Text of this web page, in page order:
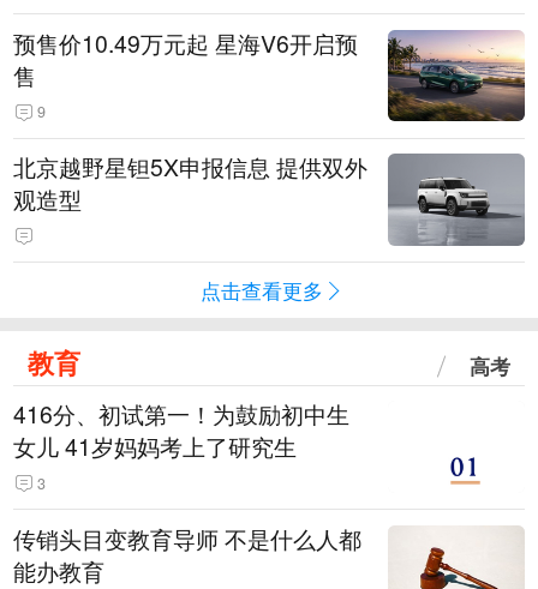
预售价10.49万元起 星海V6开启预
售
9
北京越野星钽5X申报信息 提供双外
观造型
点击查看更多
教育 高考
416分、初试第一！为鼓励初中生
女儿 41岁妈妈考上了研究生
3
传销头目变教育导师 不是什么人都
能办教育